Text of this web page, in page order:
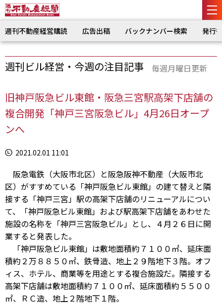
週刊不動産経営購読 広告出稿 バックナンバー検索 発行
週刊ビル経営・今週の注目記事 毎週月曜日更新
旧神戸阪急ビル東館・阪急三宮駅高架下店舗の
複合開発「神戸三宮阪急ビル」4月26日オープ
ンへ
2021.02.01 11:01
阪急電鉄（大阪市北区）と阪急阪神不動産（大阪市北
区）がすすめている「神戸阪急ビル東館」の建て替えと隣
接する「神戸三宮」駅の高架下店舗のリニューアルについ
て、「神戸阪急ビル東館」および駅高架下店舗をあわせた
施設の名称を「神戸三宮阪急ビル」とし、４月２６日に開
業すると発表した。
「神戸阪急ビル東館」は敷地面積約７１００㎡、延床面
積約２万８８５０㎡、鉄骨造、地上２９階地下３階。オフ
ィス、ホテル、商業等を用途とする複合施設だ。隣接する
高架下店舗は敷地面積約７１００㎡、延床面積約５５００
㎡、ＲＣ造、地上２階地下１階。